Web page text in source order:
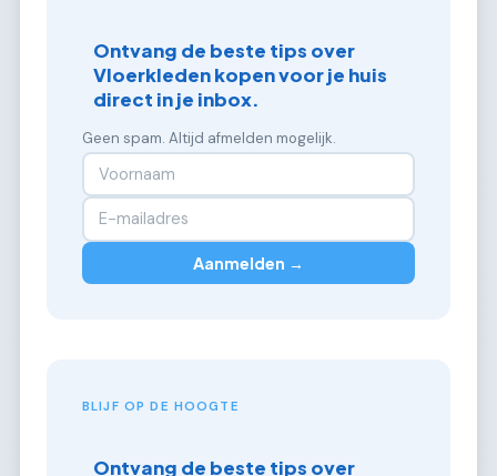
Ontvang de beste tips over
Vloerkleden kopen voor je huis
direct in je inbox.
Geen spam. Altijd afmelden mogelijk.
Aanmelden →
BLIJF OP DE HOOGTE
Ontvang de beste tips over